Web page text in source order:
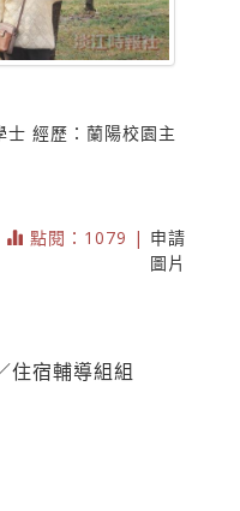
士 經歷：蘭陽校園主
點閱：1079 | 申請
圖片
住宿輔導組組